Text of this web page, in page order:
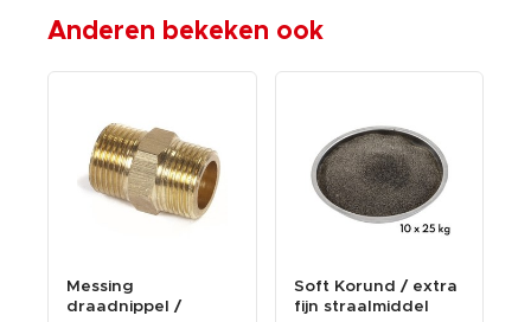
Anderen bekeken ook
Messing
draadnippel /
Soft Korund / extra
fijn straalmiddel